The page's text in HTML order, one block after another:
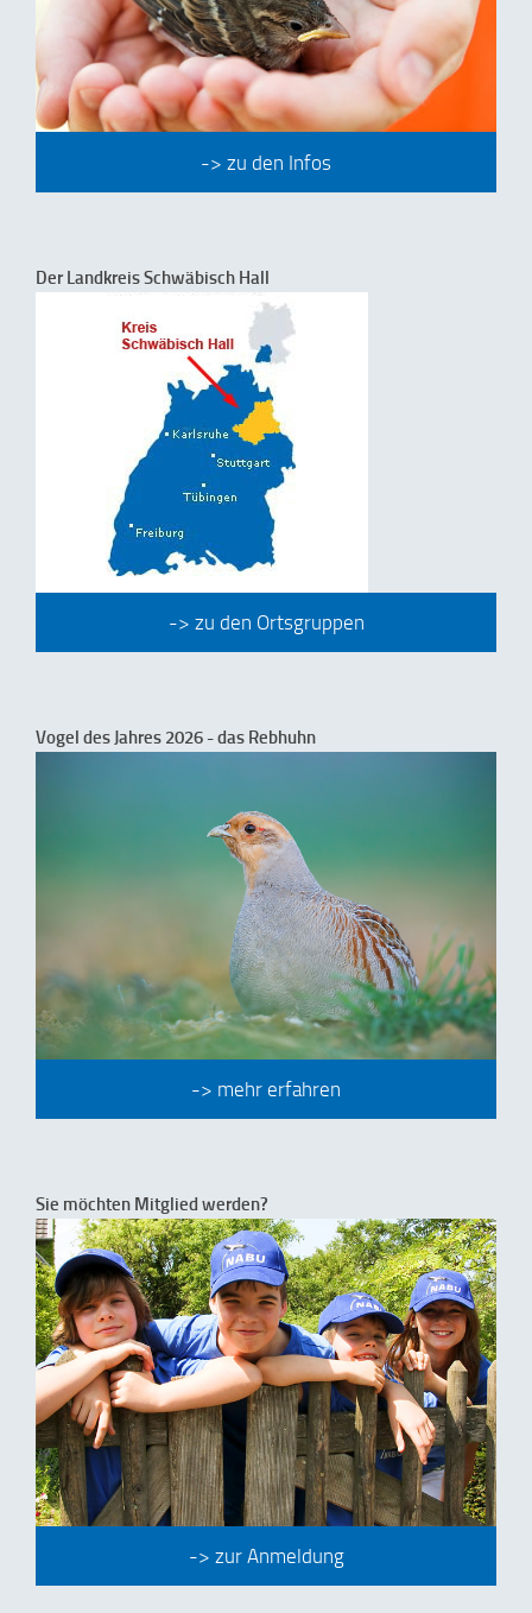
-> zu den Infos
Der Landkreis Schwäbisch Hall
-> zu den Ortsgruppen
Vogel des Jahres 2026 - das Rebhuhn
-> mehr erfahren
Sie möchten Mitglied werden?
-> zur Anmeldung